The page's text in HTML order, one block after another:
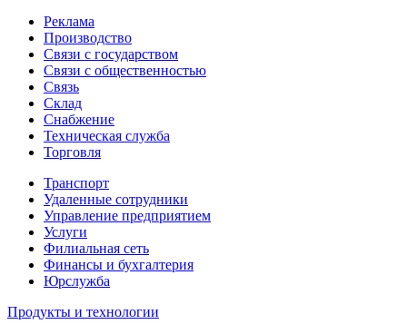
Реклама
Производство
Связи с государством
Связи с общественностью
Связь
Склад
Снабжение
Техническая служба
Торговля
Транспорт
Удаленные сотрудники
Управление предприятием
Услуги
Филиальная сеть
Финансы и бухгалтерия
Юрслужба
Продукты и технологии